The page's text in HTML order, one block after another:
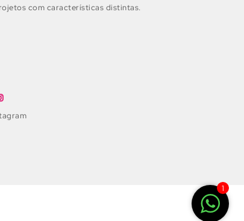
com características distintas.
1